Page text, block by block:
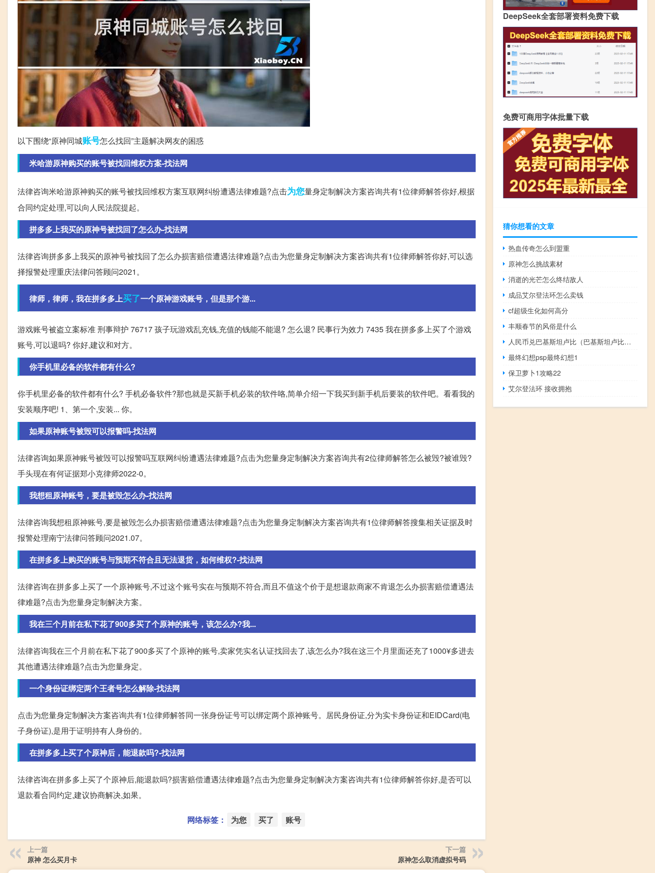
以下围绕“原神同城账号怎么找回”主题解决网友的困惑
米哈游原神购买的账号被找回维权方案-找法网
法律咨询米哈游原神购买的账号被找回维权方案互联网纠纷遭遇法律难题?点击为您量身定制解决方案咨询共有1位律师解答你好,根据
合同约定处理,可以向人民法院提起。
拼多多上我买的原神号被找回了怎么办-找法网
法律咨询拼多多上我买的原神号被找回了怎么办损害赔偿遭遇法律难题?点击为您量身定制解决方案咨询共有1位律师解答你好,可以选
择报警处理重庆法律问答顾问2021。
律师，律师，我在拼多多上买了一个原神游戏账号，但是那个游...
游戏账号被盗立案标准 刑事辩护 76717 孩子玩游戏乱充钱,充值的钱能不能退? 怎么退? 民事行为效力 7435 我在拼多多上买了个游戏
账号,可以退吗? 你好,建议和对方。
你手机里必备的软件都有什么?
你手机里必备的软件都有什么? 手机必备软件?那也就是买新手机必装的软件咯,简单介绍一下我买到新手机后要装的软件吧。看看我的
安装顺序吧! 1、第一个,安装... 你。
如果原神账号被毁可以报警吗-找法网
法律咨询如果原神账号被毁可以报警吗互联网纠纷遭遇法律难题?点击为您量身定制解决方案咨询共有2位律师解答怎么被毁?被谁毁?
手头现在有何证据郑小克律师2022-0。
我想租原神账号，要是被毁怎么办-找法网
法律咨询我想租原神账号,要是被毁怎么办损害赔偿遭遇法律难题?点击为您量身定制解决方案咨询共有1位律师解答搜集相关证据及时
报警处理南宁法律问答顾问2021.07。
在拼多多上购买的账号与预期不符合且无法退货，如何维权?-找法网
法律咨询在拼多多上买了一个原神账号,不过这个账号实在与预期不符合,而且不值这个价于是想退款商家不肯退怎么办损害赔偿遭遇法
律难题?点击为您量身定制解决方案。
我在三个月前在私下花了900多买了个原神的账号，该怎么办?我...
法律咨询我在三个月前在私下花了900多买了个原神的账号,卖家凭实名认证找回去了,该怎么办?我在这三个月里面还充了1000¥多进去
其他遭遇法律难题?点击为您量身定。
一个身份证绑定两个王者号怎么解除-找法网
点击为您量身定制解决方案咨询共有1位律师解答同一张身份证号可以绑定两个原神账号。居民身份证,分为实卡身份证和EIDCard(电
子身份证),是用于证明持有人身份的。
在拼多多上买了个原神后，能退款吗?-找法网
法律咨询在拼多多上买了个原神后,能退款吗?损害赔偿遭遇法律难题?点击为您量身定制解决方案咨询共有1位律师解答你好,是否可以
退款看合同约定,建议协商解决,如果。
网络标签： 为您 买了 账号
上一篇
原神 怎么买月卡
下一篇
原神怎么取消虚拟号码
DeepSeek全套部署资料免费下载
免费可商用字体批量下载
猜你想看的文章
热血传奇怎么到盟重
原神怎么挑战素材
消逝的光芒怎么终结敌人
成品艾尔登法环怎么卖钱
cf超级生化如何高分
丰顺春节的风俗是什么
人民币兑巴基斯坦卢比（巴基斯坦卢比对人民币汇率）
最终幻想psp最终幻想1
保卫萝卜1攻略22
艾尔登法环 接收拥抱